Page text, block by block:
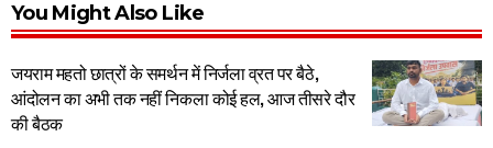
You Might Also Like
जयराम महतो छात्रों के समर्थन में निर्जला व्रत पर बैठे,
आंदोलन का अभी तक नहीं निकला कोई हल, आज तीसरे दौर
की बैठक